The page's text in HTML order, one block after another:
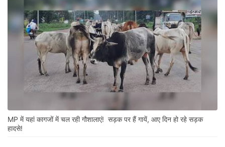
MP में यहां कागजों में चल रही गौशालाएं! सड़क पर हैं गायें, आए दिन हो रहे सड़क
हादसे!